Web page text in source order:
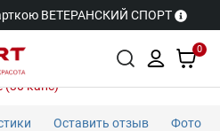
ВЕТЕРАНСКИЙ СПОРТ
0
(30 капс)
Оставить отзыв Фото